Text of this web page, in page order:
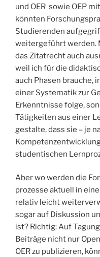
und OER sowie OEP
könnten
Studierenden
weitergeführt werden.
das Zitatrecht auch
weil ich für die
auch Phasen brauche,
einer Systematik zur
Erkenntnisse folge,
Tätigkeiten aus einer
gestalte, dass sie – je
studentischen
Aber wo werden die
prozesse aktuell in
relativ leicht
sogar auf Diskussion
ist? Richtig: Auf
Beiträge nicht nur
OER zu publizieren,